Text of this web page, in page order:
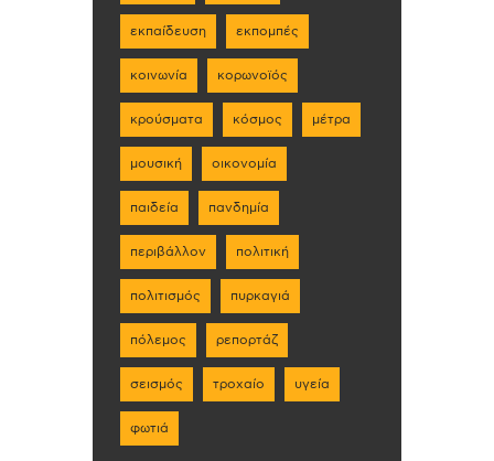
εκπαίδευση εκπομπές
κοινωνία κορωνοϊός
κρούσματα κόσμος μέτρα
μουσική οικονομία
παιδεία πανδημία
περιβάλλον πολιτική
πολιτισμός πυρκαγιά
πόλεμος ρεπορτάζ
σεισμός τροχαίο υγεία
φωτιά